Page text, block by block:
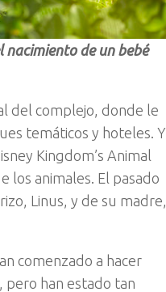
nacimiento de un bebé
del complejo, donde le
temáticos y hoteles. Y
Kingdom’s Animal
los animales. El pasado
Linus, y de su madre,
comenzado a hacer
pero han estado tan